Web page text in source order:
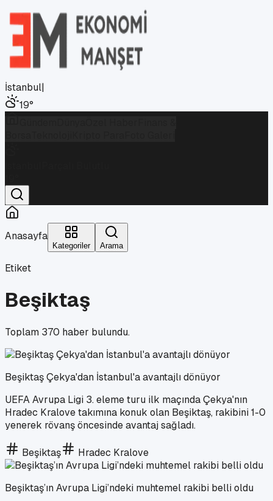
İstanbul|
19°
Anasayfa
Kategoriler Arama
Etiket
Beşiktaş
Toplam 370 haber bulundu.
Beşiktaş Çekya'dan İstanbul'a avantajlı dönüyor
UEFA Avrupa Ligi 3. eleme turu ilk maçında Çekya'nın
Hradec Kralove takımına konuk olan Beşiktaş, rakibini 1-0
yenerek rövanş öncesinde avantaj sağladı.
Beşiktaş Hradec Kralove
Beşiktaş’ın Avrupa Ligi’ndeki muhtemel rakibi belli oldu